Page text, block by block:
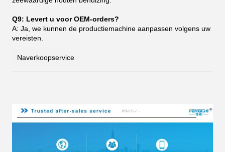
Q9: Levert u voor OEM-orders?
A: Ja, we kunnen de productiemachine aanpassen volgens uw
vereisten.
Naverkoopservice